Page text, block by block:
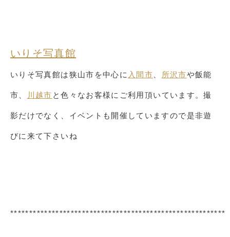
いりそ写真館
いりそ写真館は狭山市を中心に 入間市 所沢市や飯能
市、 川越市 と色々なお客様にご利用頂いています。撮
影だけでなく、イベントも開催していますので是非遊
びに来て下さいね
*********************************************************